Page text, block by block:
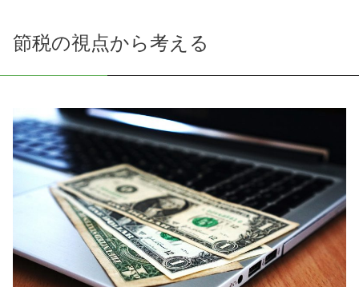
節税の視点から考える